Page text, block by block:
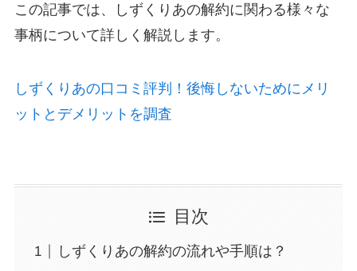
この記事では、しずくりあの解約に関わる様々な
事柄について詳しく解説します。
しずくりあの口コミ評判！後悔しないためにメリ
ットとデメリットを調査
目次
しずくりあの解約の流れや手順は？